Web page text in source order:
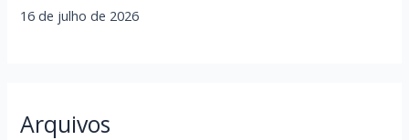
16 de julho de 2026
Arquivos